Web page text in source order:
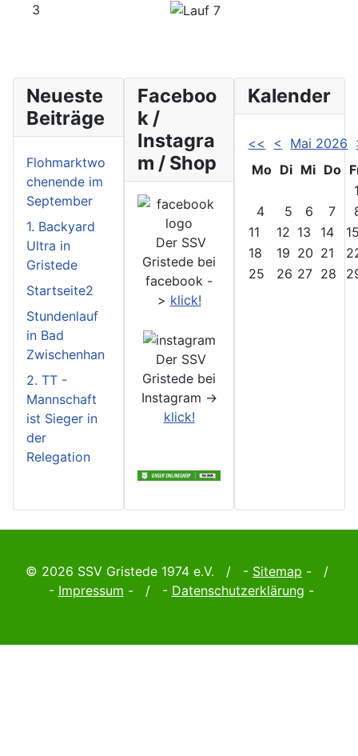
Neueste
Beiträge
Flohmarktwo
chenende im
September
1. Backyard
Ultra in
Gristede
Startseite2
Stundenlauf
in Bad
Zwischenhan
2. TT -
Mannschaft
ist Sieger in
der
Relegation
Faceboo
k /
Instagra
m / Shop
Der SSV
Gristede bei
facebook -
> klick!
Der SSV
Gristede bei
Instagram ->
klick!
Kalender
<< < Mai 2026
Mo Di Mi Do
4
5 6 7
11
12 13 14
18
19 20 21
25
26 27 28
© 2026 SSV Gristede 1974 e.V. / - Sitemap - /
- Impressum - / - Datenschutzerklärung -